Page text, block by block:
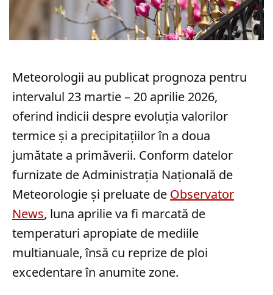
Meteorologii au publicat prognoza pentru
intervalul 23 martie – 20 aprilie 2026,
oferind indicii despre evoluția valorilor
termice și a precipitațiilor în a doua
jumătate a primăverii. Conform datelor
furnizate de Administrația Națională de
Meteorologie și preluate de Observator
News, luna aprilie va fi marcată de
temperaturi apropiate de mediile
multianuale, însă cu reprize de ploi
excedentare în anumite zone.